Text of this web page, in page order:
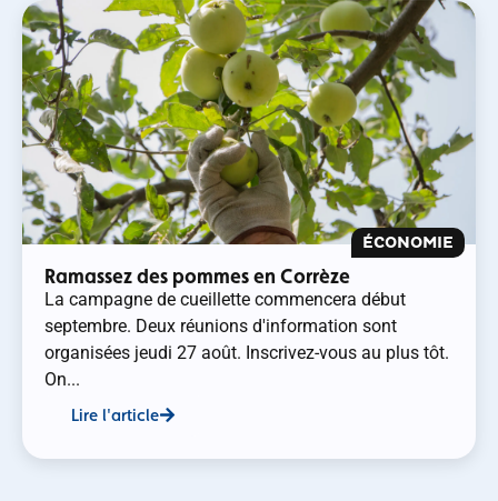
ÉCONOMIE
Ramassez des pommes en Corrèze
La campagne de cueillette commencera début
septembre. Deux réunions d'information sont
organisées jeudi 27 août. Inscrivez-vous au plus tôt.
On...
Lire l'article